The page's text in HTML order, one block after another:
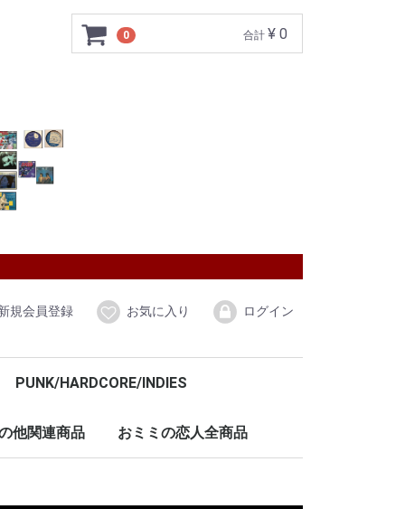
0 合計 ¥ 0
規会員登録 お気に入り ログイン
PUNK/HARDCORE/INDIES
LP/12inch/10inch
7inch
他関連商品 おミミの恋人全商品